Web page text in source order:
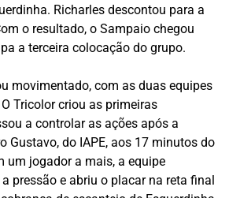
Richarles descontou para a
o resultado, o Sampaio chegou
a terceira colocação do grupo.
movimentado, com as duas equipes
Tricolor criou as primeiras
a controlar as ações após a
Gustavo, do IAPE, aos 17 minutos do
um jogador a mais, a equipe
pressão e abriu o placar na reta final